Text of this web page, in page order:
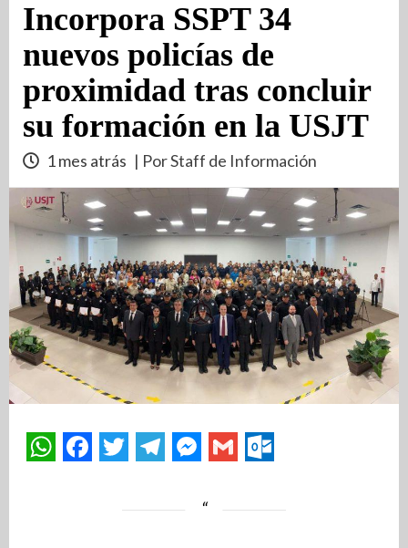
Incorpora SSPT 34
nuevos policías de
proximidad tras concluir
su formación en la USJT
1 mes atrás | Por Staff de Información